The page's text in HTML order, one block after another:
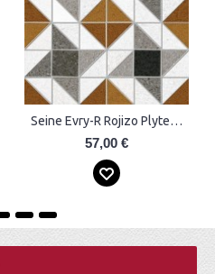
Seine Bezons-R Grafito Plytelės
58,00 €